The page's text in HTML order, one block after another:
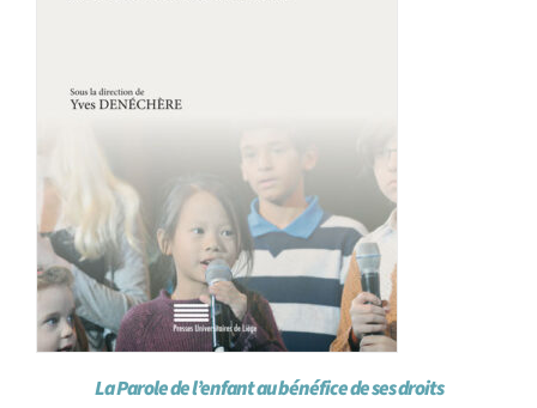
La Parole de l’enfant au bénéfice de ses droits